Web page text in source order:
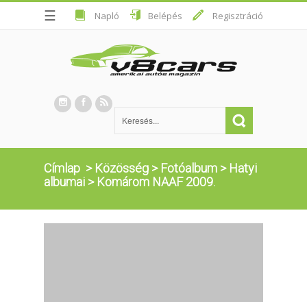
☰ Napló Belépés Regisztráció
Címlap > Közösség > Fotóalbum > Hatyi
albumai > Komárom NAAF 2009.